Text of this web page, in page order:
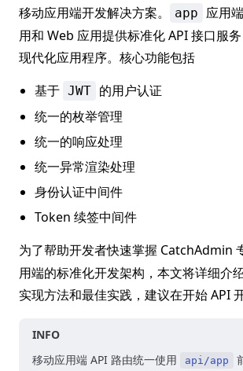
移动应用端开发解决方案。
app
应用
用和 Web 应用提供标准化 API 接口服
现代化应用程序。核心功能包括
基于 JWT 的用户认证
统一的枚举管理
统一的响应处理
统一异常渲染处理
身份认证中间件
Token 续签中间件
为了帮助开发者快速掌握 CatchAdmin
用端的标准化开发架构，本文将详细介
实现方法和最佳实践，建议在开始 API
INFO
移动应用端 API 路由统一使用
api/app